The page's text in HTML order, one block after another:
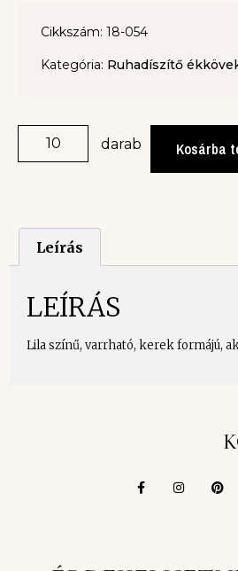
Cikkszám: 18-054
Kategória: Ruhadíszítő
darab Kosárba
Leírás
LEÍRÁS
Lila színű, varrható, kerek formájú,